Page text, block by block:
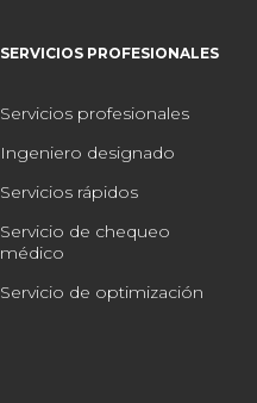
SERVICIOS PROFESIONALES
Servicios profesionales
Ingeniero designado
Servicios rápidos
Servicio de chequeo
médico
Servicio de optimización